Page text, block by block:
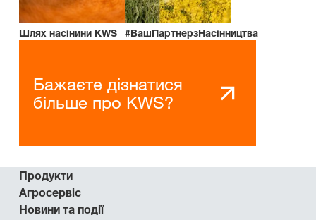
Шлях насінини KWS #ВашПартнерзНасінництва
Бажаєте дізнатися
більше про KWS?
Продукти
Агросервіс
Новини та події